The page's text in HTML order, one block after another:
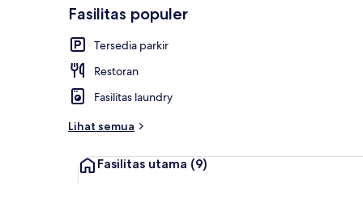
Fasilitas populer
Tersedia parkir
Restoran
Fasilitas laundry
Lihat semua
Fasilitas utama (9)